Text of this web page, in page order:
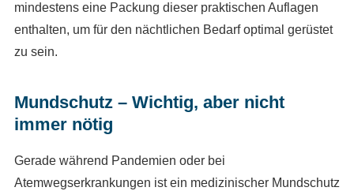
mindestens eine Packung dieser praktischen Auflagen
enthalten, um für den nächtlichen Bedarf optimal gerüstet
zu sein.
Mundschutz – Wichtig, aber nicht
immer nötig
Gerade während Pandemien oder bei
Atemwegserkrankungen ist ein medizinischer Mundschutz